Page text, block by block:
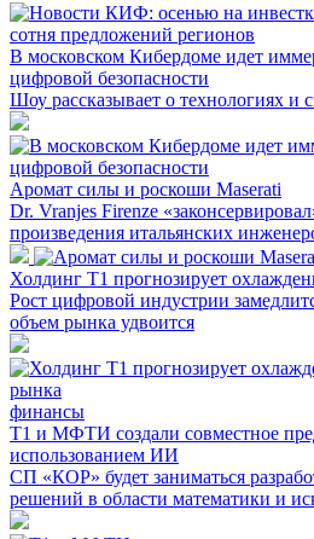
В московском Кибердоме идет
цифровой безопасности
Шоу рассказывает о технологиях и
Аромат силы и роскоши Maserati
Dr. Vranjes Firenze
произведения итальянских
Холдинг Т1 прогнозирует
Рост цифровой индустрии
объем рынка удвоится
финансы
Т1 и МФТИ создали совместное
использованием ИИ
СП «КОР» будет заниматься
решений в области математики и